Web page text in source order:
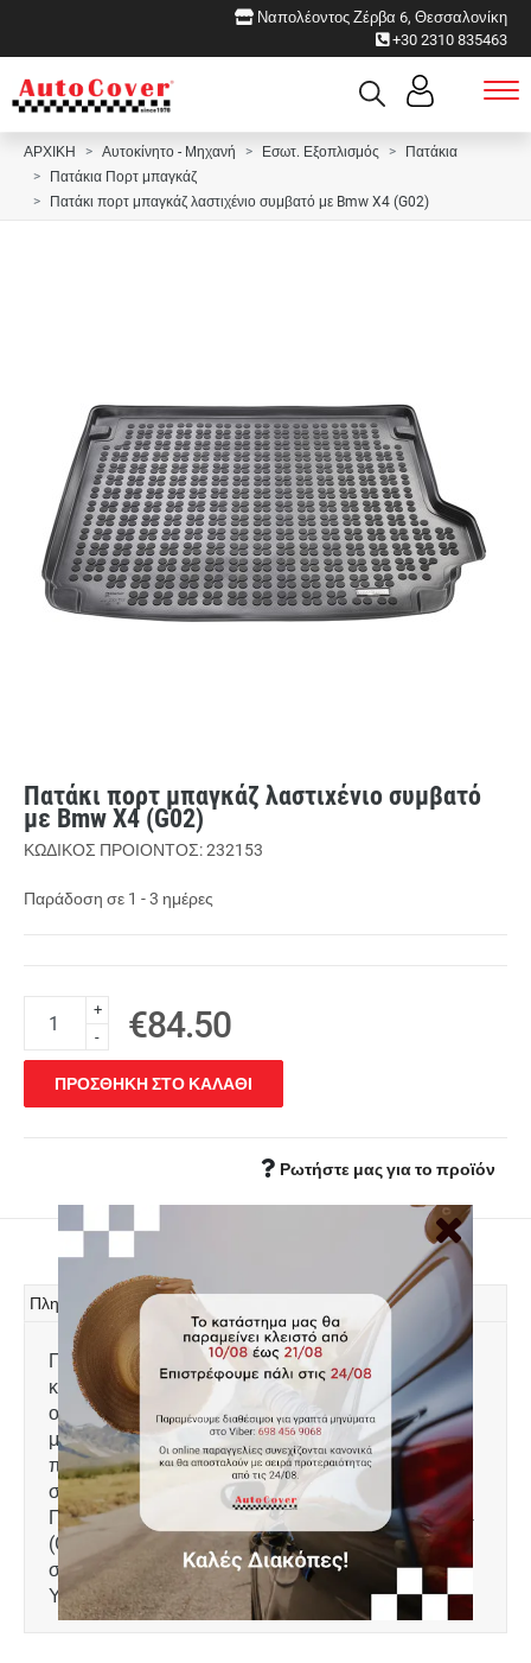
Ναπολέοντος Ζέρβα 6, Θεσσαλονίκη
+30 2310 835463
ΑΡΧΙΚΗ Αυτοκίνητο - Μηχανή Εσωτ. Εξοπλισμός
Πατάκια
Πατάκια Πορτ μπαγκάζ
Πατάκι πορτ μπαγκάζ λαστιχένιο συμβατό με Bmw X4 (G02)
Πατάκι πορτ μπαγκάζ λαστιχένιο συμβατό
με Bmw X4 (G02)
ΚΩΔΙΚΟΣ ΠΡΟΙΟΝΤΟΣ: 232153
Παράδοση σε 1 - 3 ημέρες
+
-
€84.50
ΠΡΟΣΘΗΚΗ ΣΤΟ ΚΑΛΑΘΙ
Ρωτήστε μας για το προϊόν
Πληροφορίες
Πατάκι πορτ μπαγκάζ, τύπου σκαφάκι,
κατασκευασμένο από υψηλής ποιότητας άοσμο
οικολογικό υλικό, φιλικό προς το περιβάλλον. Με
μοντέρνο σχεδιασμό και χείλος 4-6cm για την
προστασία του χώρου αποσκευών από λάδια,
σκόνη, ακαθαρσίες κτλ. Πολύ εύκολη τοποθέτηση.
Πλένεται με νερό. Ειδικά σχεδιασμένο για: BMW X4
(G02) μοντέλο 2018+, έκδοση με σταθερό επίπεδο
στο χώρο αποσκευών. Διαστάσεις: 102 x 120 cm
Υλικό: TPE